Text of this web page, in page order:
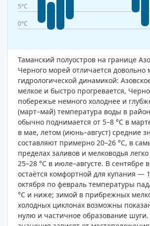
5°C
0°C
Таманский полуостров на границе
Черного морей отличается довольно
гидрологической динамикой:
мелкое и быстро прогревается,
побережье немного холоднее и
(март–май) температура воды в
обычно поднимается от 5–8 °C в
в мае, летом (июнь–август) средние
составляют примерно 20–26 °C, в
пределах заливов и мелководья
25–28 °C в июле–августе. В сентябре
остаётся комфортной для купания —
октября по февраль температуры
°C и ниже; зимой в прибрежных
холодных циклонах возможны
нулю и частичное образование